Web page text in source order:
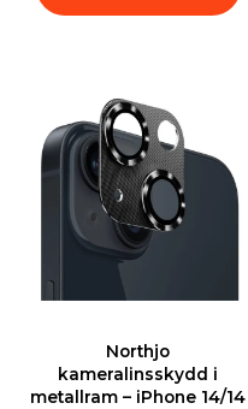
Northjo
kameralinsskydd i
metallram – iPhone 14/14